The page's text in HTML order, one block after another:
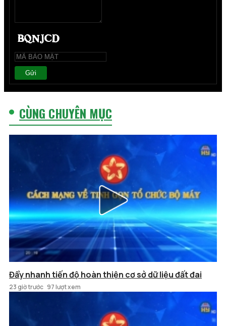
Gửi
CÙNG CHUYÊN MỤC
Đẩy nhanh tiến độ hoàn thiện cơ sở dữ liệu đất đai
23 giờ trước 97 lượt xem